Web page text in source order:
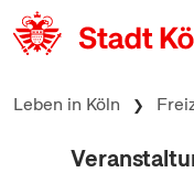
zum Inhalt springen
Leben in Köln